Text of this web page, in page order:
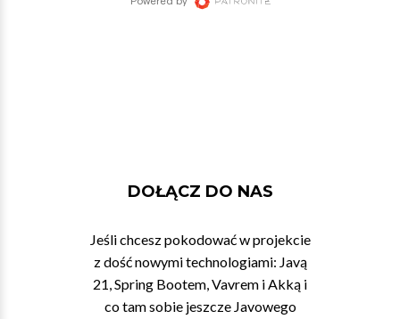
DOŁĄCZ DO NAS
Jeśli chcesz pokodować w projekcie
z dość nowymi technologiami: Javą
21, Spring Bootem, Vavrem i Akką i
co tam sobie jeszcze Javowego